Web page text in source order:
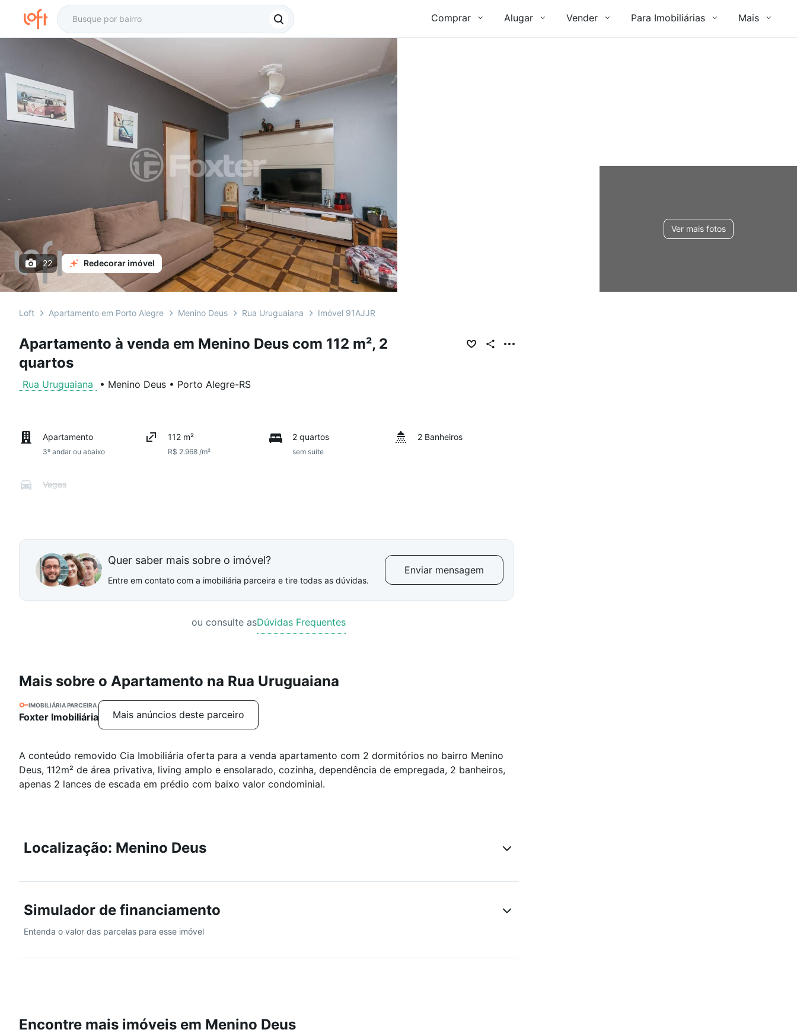
Comprar Alugar Vender Para Imobiliárias Mais
Ver mais fotos
22 Redecorar imóvel
Loft Apartamento em Porto Alegre Menino Deus Rua Uruguaiana Imóvel 91AJJR
Apartamento à venda em Menino Deus com 112 m², 2
quartos
Rua Uruguaiana • Menino Deus • Porto Alegre-RS
Apartamento
3º andar ou abaixo
112 m²
R$ 2.968 /m²
2 quartos
sem suíte
2 Banheiros
Vagas
Quer saber mais sobre o imóvel?
Entre em contato com a imobiliária parceira e tire todas as dúvidas.
Enviar mensagem
ou consulte asDúvidas Frequentes
Mais sobre o Apartamento na Rua Uruguaiana
IMOBILIÁRIA PARCEIRA
Foxter Imobiliária Mais anúncios deste parceiro
A conteúdo removido Cia Imobiliária oferta para a venda apartamento com 2 dormitórios no bairro Menino
Deus, 112m² de área privativa, living amplo e ensolarado, cozinha, dependência de empregada, 2 banheiros,
apenas 2 lances de escada em prédio com baixo valor condominial.
Localização: Menino Deus
Simulador de financiamento
Entenda o valor das parcelas para esse imóvel
Encontre mais imóveis em Menino Deus